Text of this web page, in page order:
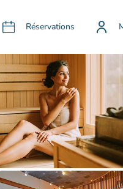
Réservations